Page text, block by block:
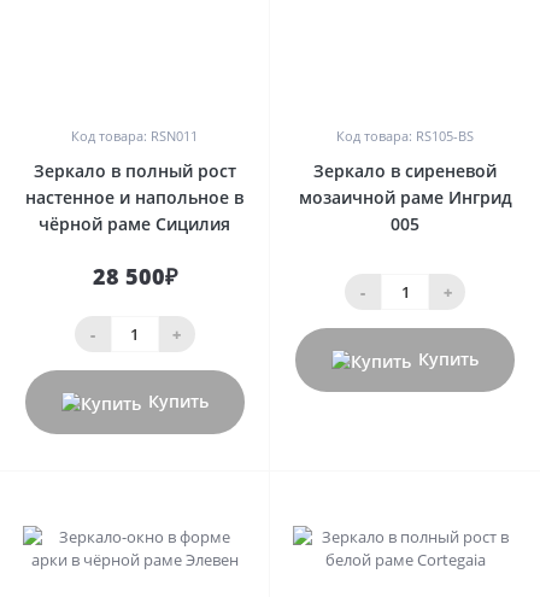
Код товара: RSN011
Зеркало в полный рост
настенное и напольное в
чёрной раме Сицилия
28 500₽
- +
Купить
Код товара: RS105-BS
Зеркало в сиреневой
мозаичной раме Ингрид
005
- +
Купить